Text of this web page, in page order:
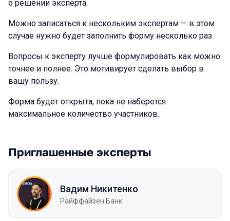
о решении эксперта.
Можно записаться к нескольким экспертам — в этом
случае нужно будет заполнить форму несколько раз.
Вопросы к эксперту лучше формулировать как можно
точнее и полнее. Это мотивирует сделать выбор в
вашу пользу.
Форма будет открыта, пока не наберется
максимальное количество участников.
Приглашенные эксперты
Вадим Никитенко
Райффайзен Банк